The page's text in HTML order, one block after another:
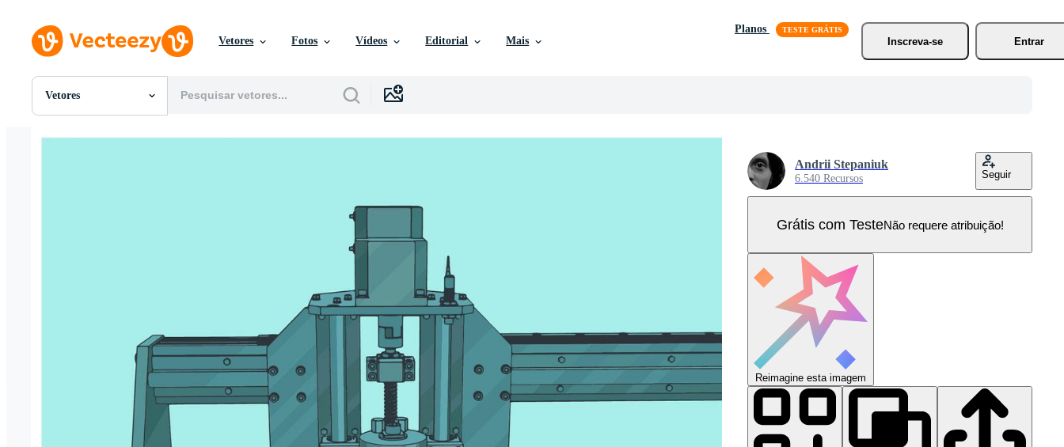
Vetores Fotos Vídeos Editorial Mais
Planos
Inscreva-se
Entrar
Vetores
Todas Imagens
Fotos
Andrii Stepaniuk
6.540 Recursos Seguir
Grátis com TesteNão requere atribuição!
Reimagine esta imagem